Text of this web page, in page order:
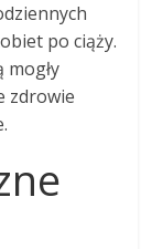
po ciąży.
zdrowie